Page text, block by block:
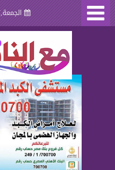
الجمعة,07 أغسطس 2026